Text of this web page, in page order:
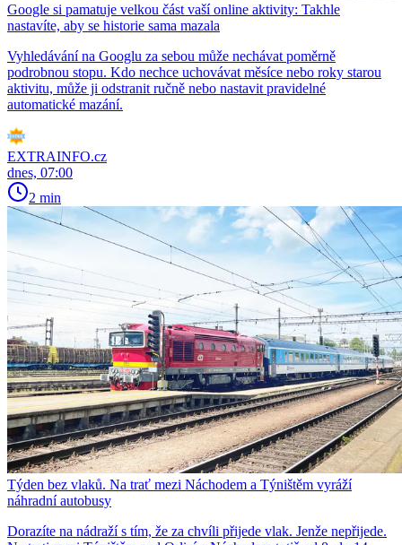
Google si pamatuje velkou část vaší online aktivity: Takhle
nastavíte, aby se historie sama mazala
Vyhledávání na Googlu za sebou může nechávat poměrně
podrobnou stopu. Kdo nechce uchovávat měsíce nebo roky starou
aktivitu, může ji odstranit ručně nebo nastavit pravidelné
automatické mazání.
EXTRAINFO.cz
dnes, 07:00
2 min
Týden bez vlaků. Na trať mezi Náchodem a Týništěm vyráží
náhradní autobusy
Dorazíte na nádraží s tím, že za chvíli přijede vlak. Jenže nepřijede.